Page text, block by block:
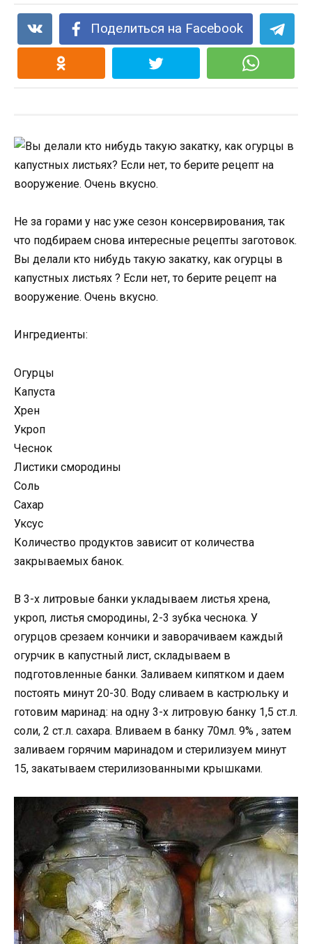
Поделиться на Facebook
Не за горами у нас уже сезон консервирования, так
что подбираем снова интересные рецепты заготовок.
Вы делали кто нибудь такую закатку, как огурцы в
капустных листьях ? Если нет, то берите рецепт на
вооружение. Очень вкусно.
Ингредиенты:
Огурцы
Капуста
Хрен
Укроп
Чеснок
Листики смородины
Соль
Сахар
Уксус
Количество продуктов зависит от количества
закрываемых банок.
В 3-х литровые банки укладываем листья хрена,
укроп, листья смородины, 2-3 зубка чеснока. У
огурцов срезаем кончики и заворачиваем каждый
огурчик в капустный лист, складываем в
подготовленные банки. Заливаем кипятком и даем
постоять минут 20-30. Воду сливаем в кастрюльку и
готовим маринад: на одну 3-х литровую банку 1,5 ст.л.
соли, 2 ст.л. сахара. Вливаем в банку 70мл. 9% , затем
заливаем горячим маринадом и стерилизуем минут
15, закатываем стерилизованными крышками.